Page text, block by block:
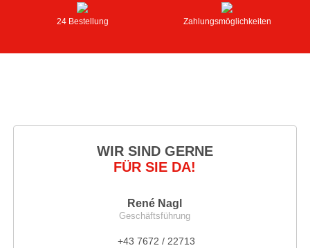
24 Bestellung Zahlungsmöglichkeiten
WIR SIND GERNE
FÜR SIE DA!
René Nagl
Geschäftsführung
+43 7672 / 22713